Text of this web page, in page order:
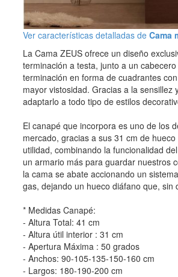
Ver características detalladas de Cama
La Cama ZEUS ofrece un diseño
terminación a testa, junto a un
terminación en forma de cuadrantes
mayor vistosidad. Gracias a la
adaptarlo a todo tipo de estilos
El canapé que incorpora es uno de los
mercado, gracias a sus 31 cm de
utilidad, combinando la funcionalidad
un armario más para guardar nuestros
la cama se abate accionando un
gas, dejando un hueco diáfano que, sin
* Medidas Canapé:
- Altura Total: 41 cm
- Altura útil interior : 31 cm
- Apertura Máxima : 50 grados
- Anchos: 90-105-135-150-160 cm
- Largos: 180-190-200 cm